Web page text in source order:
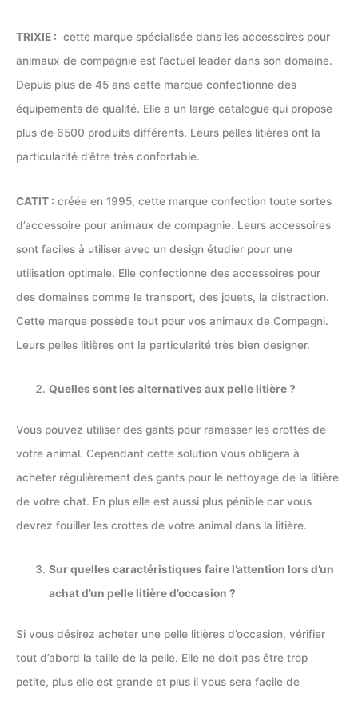
TRIXIE : cette marque spécialisée dans les accessoires pour
animaux de compagnie est l’actuel leader dans son domaine.
Depuis plus de 45 ans cette marque confectionne des
équipements de qualité. Elle a un large catalogue qui propose
plus de 6500 produits différents. Leurs pelles litières ont la
particularité d’être très confortable.
CATIT : créée en 1995, cette marque confection toute sortes
d’accessoire pour animaux de compagnie. Leurs accessoires
sont faciles à utiliser avec un design étudier pour une
utilisation optimale. Elle confectionne des accessoires pour
des domaines comme le transport, des jouets, la distraction.
Cette marque possède tout pour vos animaux de Compagni.
Leurs pelles litières ont la particularité très bien designer.
Quelles sont les alternatives aux pelle litière ?
Vous pouvez utiliser des gants pour ramasser les crottes de
votre animal. Cependant cette solution vous obligera à
acheter régulièrement des gants pour le nettoyage de la litière
de votre chat. En plus elle est aussi plus pénible car vous
devrez fouiller les crottes de votre animal dans la litière.
Sur quelles caractéristiques faire l’attention lors d’un
achat d’un pelle litière d’occasion ?
Si vous désirez acheter une pelle litières d’occasion, vérifier
tout d’abord la taille de la pelle. Elle ne doit pas être trop
petite, plus elle est grande et plus il vous sera facile de